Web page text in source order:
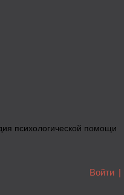
психологической помощи
Войти